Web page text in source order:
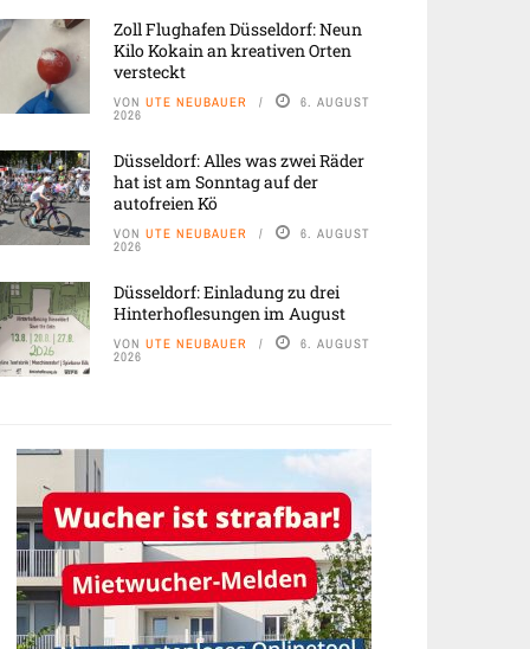
Zoll Flughafen Düsseldorf: Neun
Kilo Kokain an kreativen Orten
versteckt
VON UTE NEUBAUER 6. AUGUST
2026
Düsseldorf: Alles was zwei Räder
hat ist am Sonntag auf der
autofreien Kö
VON UTE NEUBAUER 6. AUGUST
2026
Düsseldorf: Einladung zu drei
Hinterhoflesungen im August
VON UTE NEUBAUER 6. AUGUST
2026